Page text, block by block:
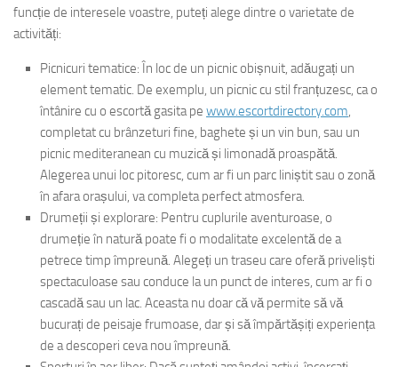
funcție de interesele voastre, puteți alege dintre o varietate de
activități:
Picnicuri tematice: În loc de un picnic obișnuit, adăugați un
element tematic. De exemplu, un picnic cu stil franțuzesc, ca o
întânire cu o escortă gasita pe www.escortdirectory.com,
completat cu brânzeturi fine, baghete și un vin bun, sau un
picnic mediteranean cu muzică și limonadă proaspătă.
Alegerea unui loc pitoresc, cum ar fi un parc liniștit sau o zonă
în afara orașului, va completa perfect atmosfera.
Drumeții și explorare: Pentru cuplurile aventuroase, o
drumeție în natură poate fi o modalitate excelentă de a
petrece timp împreună. Alegeți un traseu care oferă priveliști
spectaculoase sau conduce la un punct de interes, cum ar fi o
cascadă sau un lac. Aceasta nu doar că vă permite să vă
bucurați de peisaje frumoase, dar și să împărtășiți experiența
de a descoperi ceva nou împreună.